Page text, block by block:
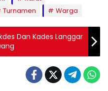
Turnamen Warga
Dan Kades Langgar